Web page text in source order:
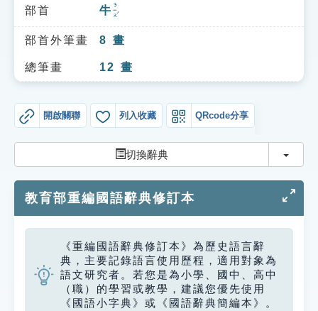
索引選單
知識索引
單字索引
遊戲專區
教學應用
貓頭鷹博士
部首 牛 ㄋㄧㄡˊ
部首外筆畫 8 畫
總筆畫 12 畫
開啟關聯 列入收藏 QRcode分享
切換辭典 切換
教育部重編國語辭典修訂本
《重編國語辭典修訂本》為歷史語言辭
典，主要記錄語言使用歷程，適用對象為
語文研究者。若您是為小學、國中、高中
（職）的學習或教學，建議您優先使用
《國語小字典》或《國語辭典簡編本》。